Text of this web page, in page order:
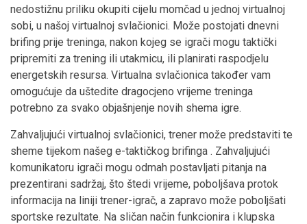
nedostižnu priliku okupiti cijelu momčad u jednoj virtualnoj
sobi, u našoj virtualnoj svlačionici. Može postojati dnevni
brifing prije treninga, nakon kojeg se igrači mogu taktički
pripremiti za trening ili utakmicu, ili planirati raspodjelu
energetskih resursa. Virtualna svlačionica također vam
omogućuje da uštedite dragocjeno vrijeme treninga
potrebno za svako objašnjenje novih shema igre.
Zahvaljujući virtualnoj svlačionici, trener može predstaviti te
sheme tijekom našeg e-taktičkog brifinga . Zahvaljujući
komunikatoru igrači mogu odmah postavljati pitanja na
prezentirani sadržaj, što štedi vrijeme, poboljšava protok
informacija na liniji trener-igrač, a zapravo može poboljšati
sportske rezultate. Na sličan način funkcionira i klupska